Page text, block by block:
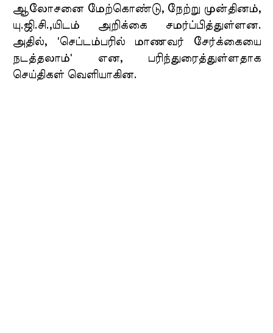
ஆலோசனை மேற்கொண்டு, நேற்று முன்தினம்,
யு.ஜி.சி.,யிடம் அறிக்கை சமர்ப்பித்துள்ளன.
அதில், 'செப்டம்பரில் மாணவர் சேர்க்கையை
நடத்தலாம்' என, பரிந்துரைத்துள்ளதாக
செய்திகள் வெளியாகின.